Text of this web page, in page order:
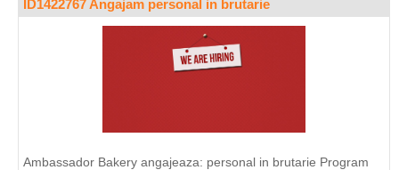
ID1422767 Angajam personal in brutarie
Ambassador Bakery angajeaza: personal in brutarie Program